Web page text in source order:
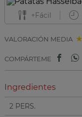
+Fácil
VALORACIÓN MEDIA
COMPÁRTEME
Ingredientes
2 PERS.